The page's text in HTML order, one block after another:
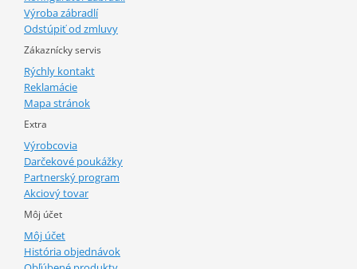
Výroba zábradlí
Odstúpiť od zmluvy
Zákaznícky servis
Rýchly kontakt
Reklamácie
Mapa stránok
Extra
Výrobcovia
Darčekové poukážky
Partnerský program
Akciový tovar
Môj účet
Môj účet
História objednávok